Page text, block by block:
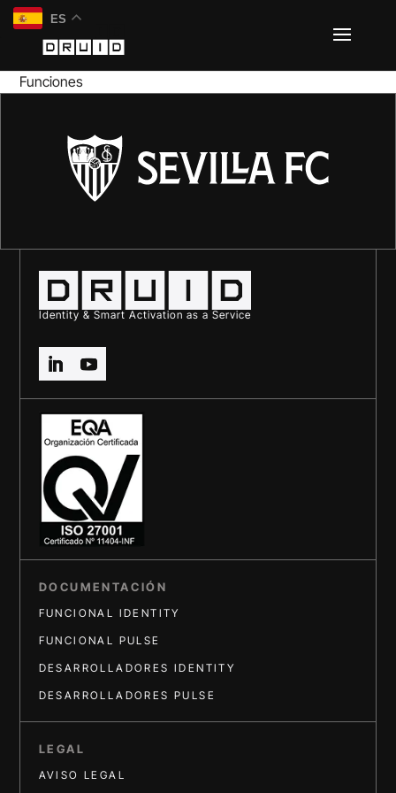
Funciones
Identity & Smart Activation as a Service
DOCUMENTACIÓN
FUNCIONAL IDENTITY
FUNCIONAL PULSE
DESARROLLADORES IDENTITY
DESARROLLADORES PULSE
LEGAL
AVISO LEGAL
ES